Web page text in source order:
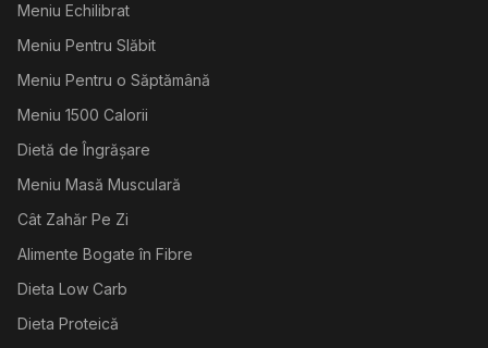
Meniu Echilibrat
Meniu Pentru Slăbit
Meniu Pentru o Săptămână
Meniu 1500 Calorii
Dietă de Îngrășare
Meniu Masă Musculară
Cât Zahăr Pe Zi
Alimente Bogate în Fibre
Dieta Low Carb
Dieta Proteică